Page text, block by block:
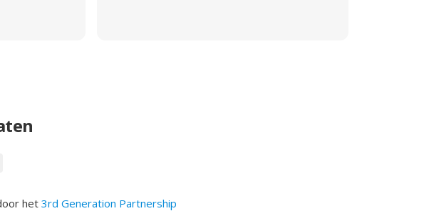
het 3rd Generation Partnership